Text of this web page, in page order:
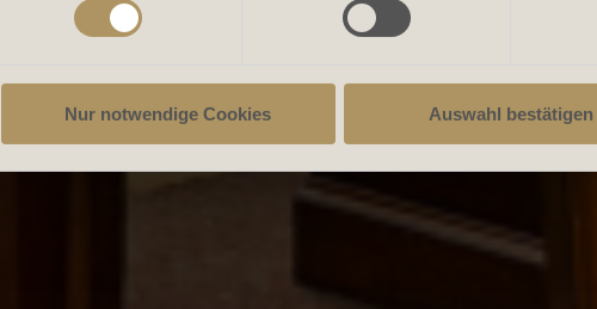
Nur notwendige Cookies Auswahl bestätigen